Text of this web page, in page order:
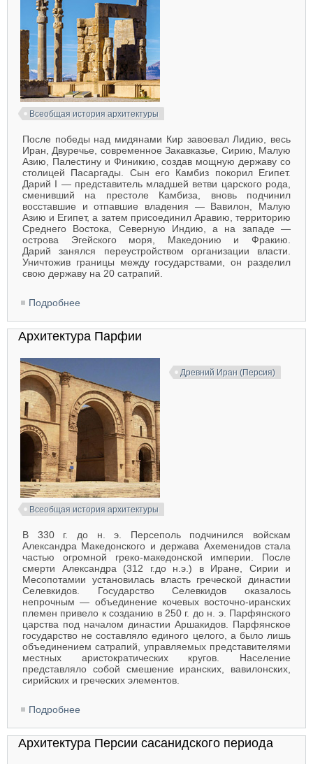
Всеобщая история архитектуры
После победы над мидянами Кир завоевал Лидию, весь
Иран, Двуречье, современное Закавказье, Сирию, Малую
Азию, Палестину и Финикию, создав мощную державу со
столицей Пасаргады. Сын его Камбиз покорил Египет.
Дарий I — представитель младшей ветви царского рода,
сменивший на престоле Камбиза, вновь подчинил
восставшие и отпавшие владения — Вавилон, Малую
Азию и Египет, а затем присоединил Аравию, территорию
Среднего Востока, Северную Индию, а на западе —
острова Эгейского моря, Македонию и Фракию.
Дарий занялся переустройством организации власти.
Уничтожив границы между государствами, он разделил
свою державу на 20 сатрапий.
Подробнее
Архитектура Парфии
Древний Иран (Персия)
Всеобщая история архитектуры
В 330 г. до н. э. Персеполь подчинился войскам
Александра Македонского и держава Ахеменидов стала
частью огромной греко-македонской империи. После
смерти Александра (312 г.до н.э.) в Иране, Сирии и
Месопотамии установилась власть греческой династии
Селевкидов. Государство Селевкидов оказалось
непрочным — объединение кочевых восточно-иранских
племен привело к созданию в 250 г. до н. э. Парфянского
царства под началом династии Аршакидов. Парфянское
государство не составляло единого целого, а было лишь
объединением сатрапий, управляемых представителями
местных аристократических кругов. Население
представляло собой смешение иранских, вавилонских,
сирийских и греческих элементов.
Подробнее
Архитектура Персии сасанидского периода